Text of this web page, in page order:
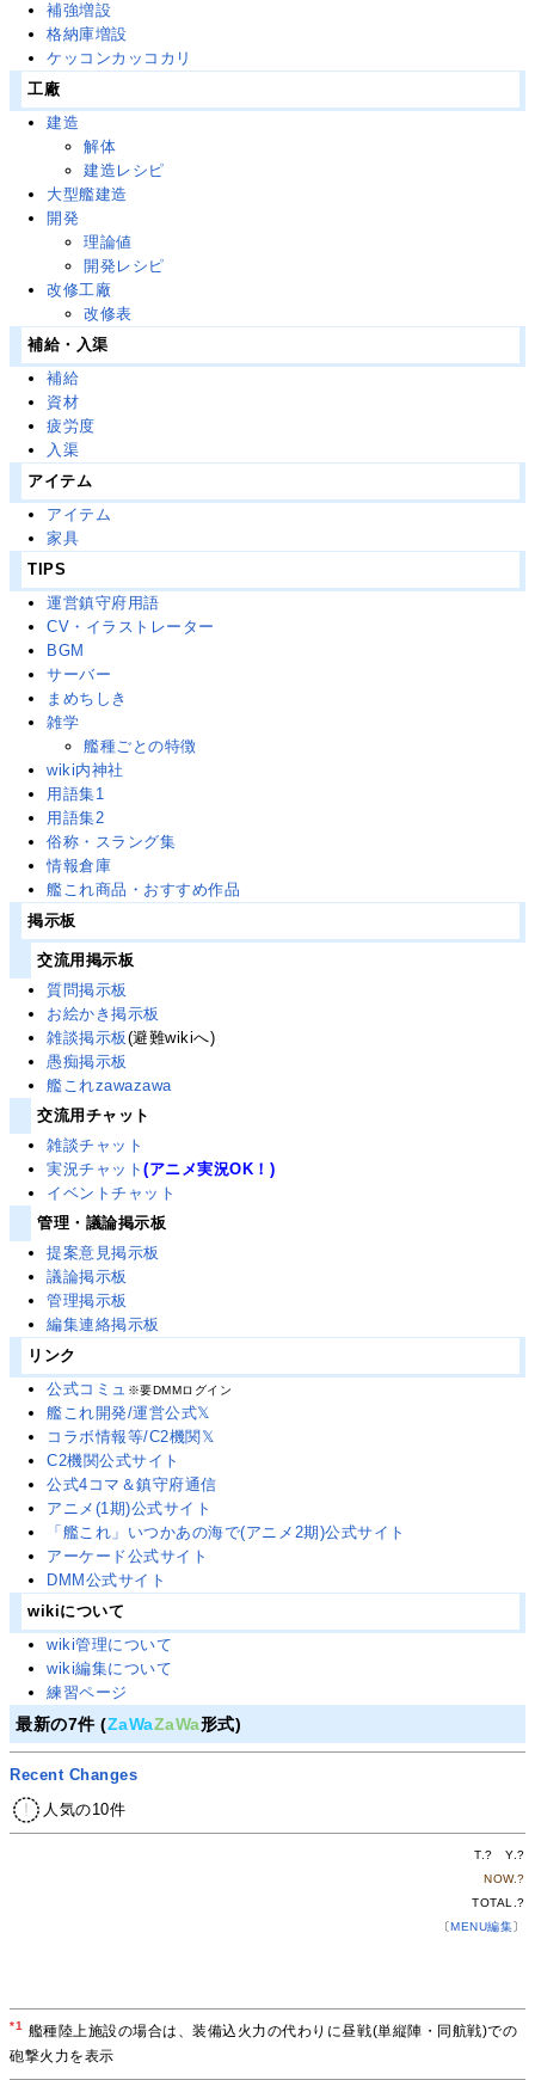
補強増設
格納庫増設
ケッコンカッコカリ
工廠
建造
解体
建造レシピ
大型艦建造
開発
理論値
開発レシピ
改修工廠
改修表
補給・入渠
補給
資材
疲労度
入渠
アイテム
アイテム
家具
TIPS
運営鎮守府用語
CV・イラストレーター
BGM
サーバー
まめちしき
雑学
艦種ごとの特徴
wiki内神社
用語集1
用語集2
俗称・スラング集
情報倉庫
艦これ商品・おすすめ作品
掲示板
交流用掲示板
質問掲示板
お絵かき掲示板
雑談掲示板(避難wikiへ)
愚痴掲示板
艦これzawazawa
交流用チャット
雑談チャット
実況チャット(アニメ実況OK！)
イベントチャット
管理・議論掲示板
提案意見掲示板
議論掲示板
管理掲示板
編集連絡掲示板
リンク
公式コミュ ※要DMMログイン
艦これ開発/運営公式𝕏
コラボ情報等/C2機関𝕏
C2機関公式サイト
公式4コマ＆鎮守府通信
アニメ(1期)公式サイト
「艦これ」いつかあの海で(アニメ2期)公式サイト
アーケード公式サイト
DMM公式サイト
wikiについて
wiki管理について
wiki編集について
練習ページ
最新の7件 (ZaWaZaWa形式)
Recent Changes
人気の10件
T.? Y.?
NOW.?
TOTAL.?
〔MENU編集〕
*1 艦種陸上施設の場合は、装備込火力の代わりに昼戦(単縦陣・同航戦)での
砲撃火力を表示